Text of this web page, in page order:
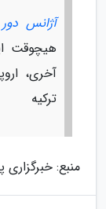
آژانس
هیچوقت
آخری،
ترکیه
منبع: خبرگزاری